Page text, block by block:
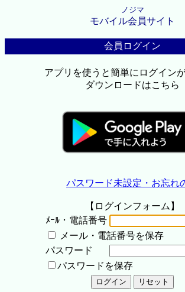
ノジマ
モバイル会員サイト
会員ログイン
アプリを使うと簡単にログイン
ダウンロードはこちら
パスワード未設定・お忘れ
【ログインフォーム】
ﾒｰﾙ・電話番号
メール・電話番号を保存
パスワード
パスワードを保存